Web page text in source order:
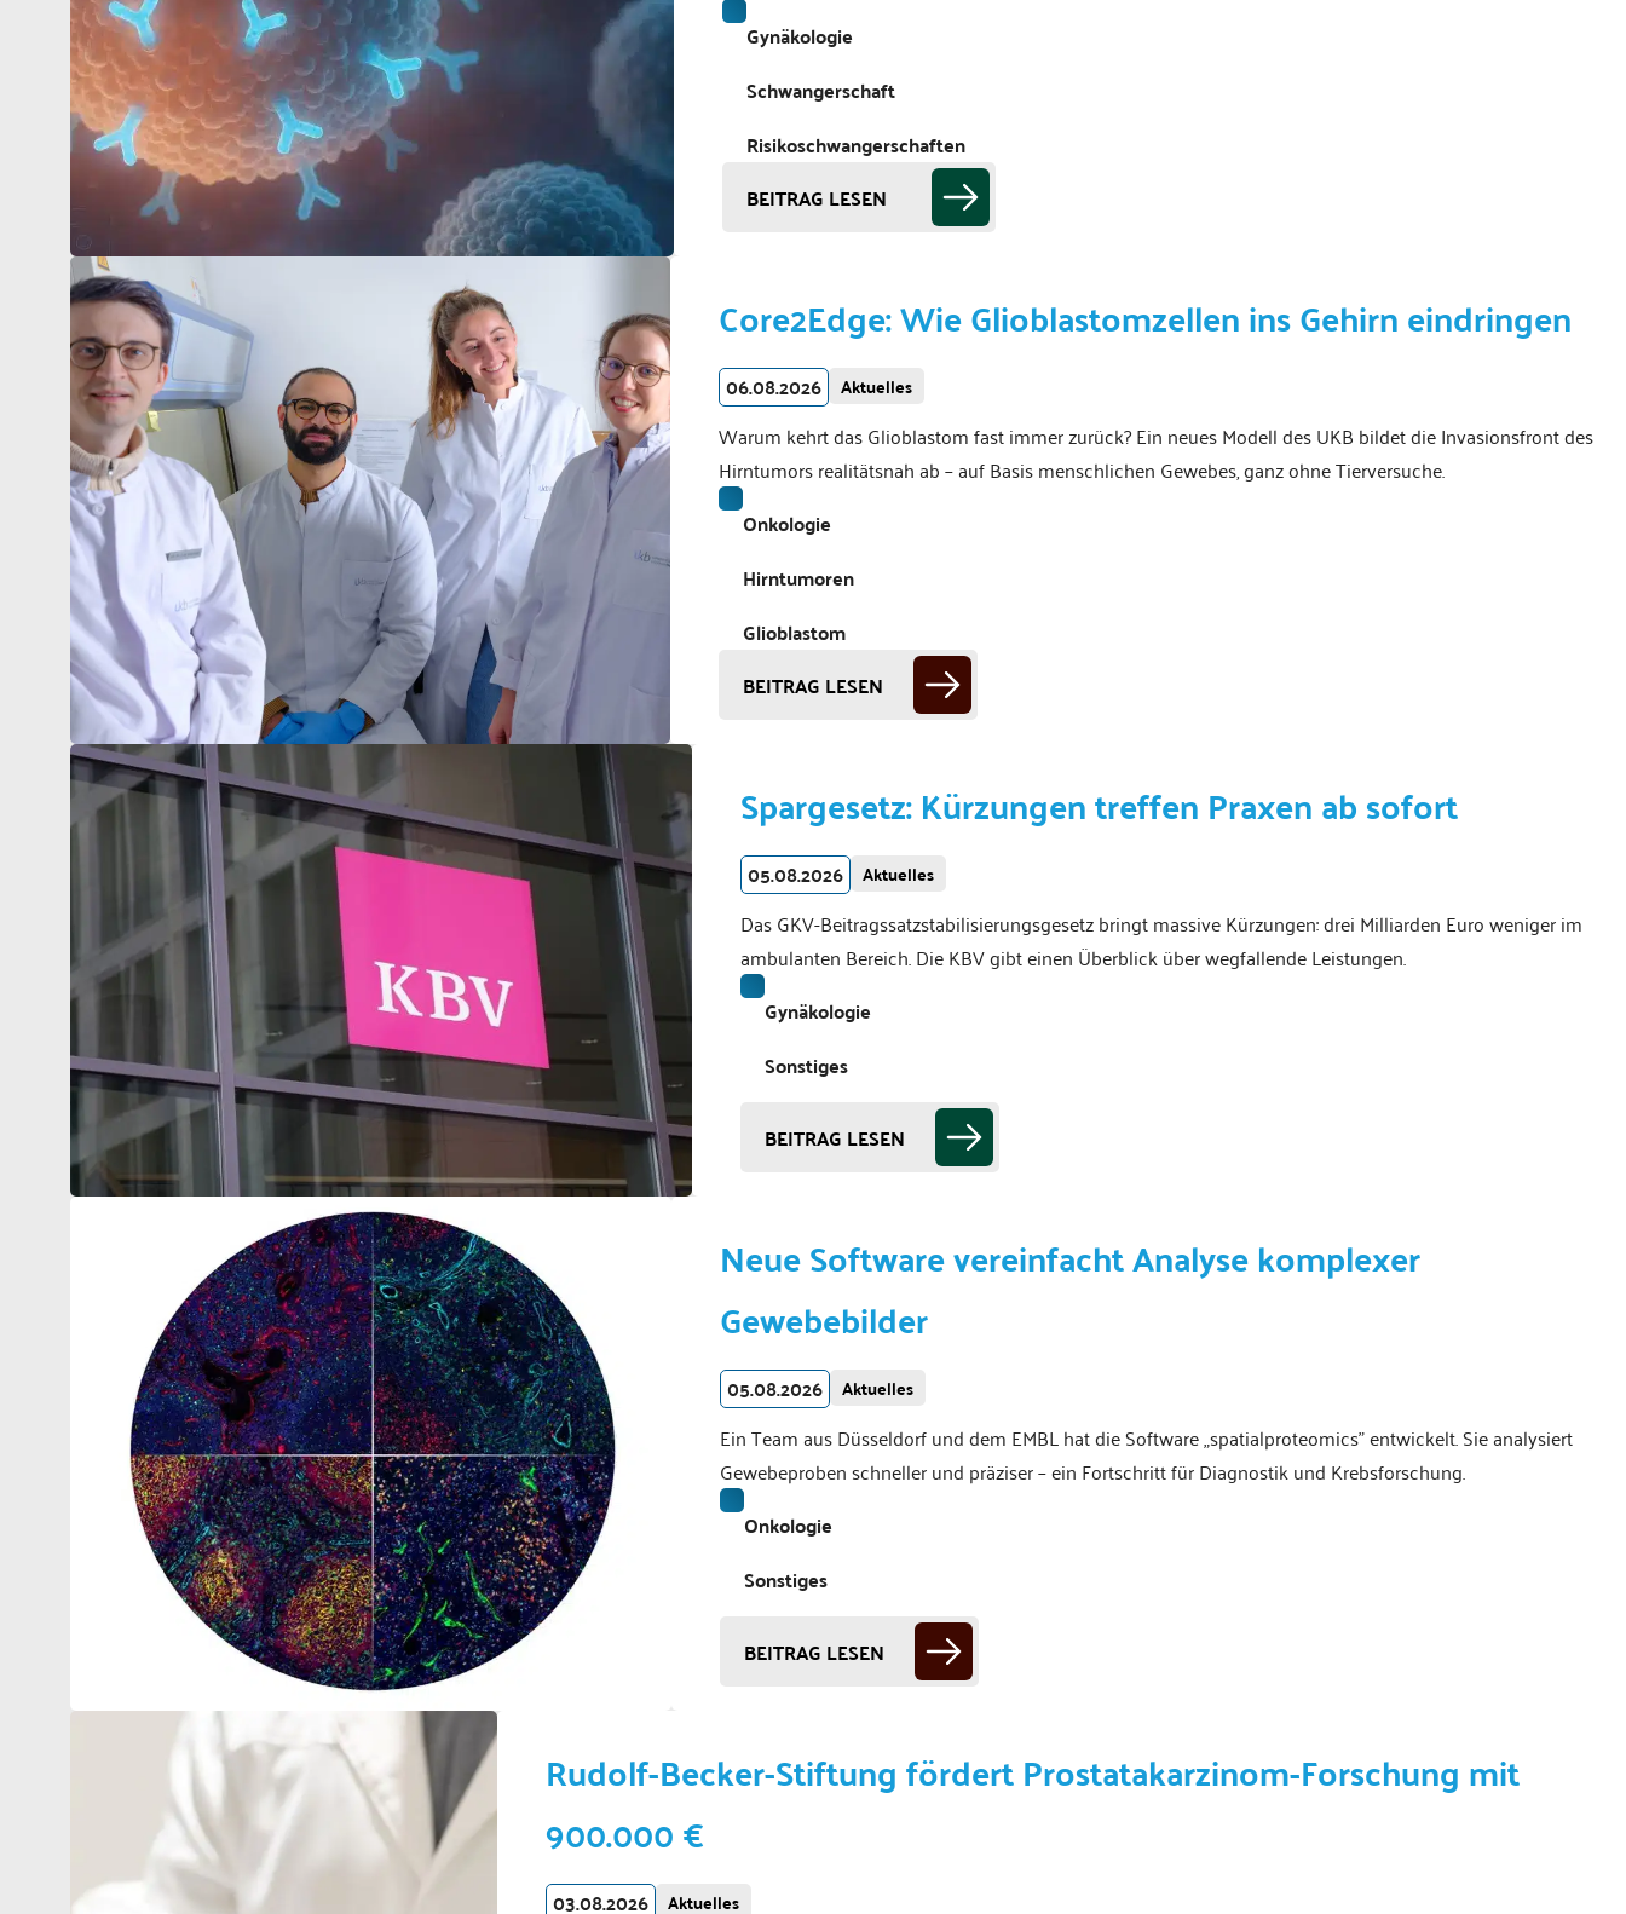
Gynäkologie
Schwangerschaft
Risikoschwangerschaften
BEITRAG LESEN
Core2Edge: Wie Glioblastomzellen ins Gehirn eindringen
06.08.2026 Aktuelles
Warum kehrt das Glioblastom fast immer zurück? Ein neues Modell des UKB bildet die Invasionsfront des
Hirntumors realitätsnah ab – auf Basis menschlichen Gewebes, ganz ohne Tierversuche.
Onkologie
Hirntumoren
Glioblastom
BEITRAG LESEN
Spargesetz: Kürzungen treffen Praxen ab sofort
05.08.2026 Aktuelles
Das GKV-Beitragssatzstabilisierungsgesetz bringt massive Kürzungen: drei Milliarden Euro weniger im
ambulanten Bereich. Die KBV gibt einen Überblick über wegfallende Leistungen.
Gynäkologie
Sonstiges
BEITRAG LESEN
Neue Software vereinfacht Analyse komplexer
Gewebebilder
05.08.2026 Aktuelles
Ein Team aus Düsseldorf und dem EMBL hat die Software „spatialproteomics" entwickelt. Sie analysiert
Gewebeproben schneller und präziser – ein Fortschritt für Diagnostik und Krebsforschung.
Onkologie
Sonstiges
BEITRAG LESEN
Rudolf-Becker-Stiftung fördert Prostatakarzinom-Forschung mit
900.000 €
03.08.2026 Aktuelles